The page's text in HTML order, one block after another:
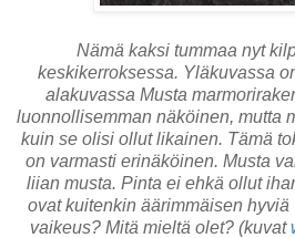
Nämä kaksi tummaa nyt
keskikerroksessa. Yläkuvassa
alakuvassa Musta
luonnollisemman näköinen, mutta
kuin se olisi ollut likainen. Tämä
on varmasti erinäköinen. Musta
liian musta. Pinta ei ehkä ollut
ovat kuitenkin äärimmäisen
vaikeus? Mitä mieltä olet? (kuvat